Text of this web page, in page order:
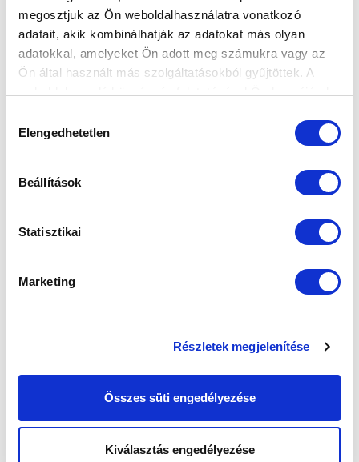
megosztjuk az Ön weboldalhasználatra vonatkozó
adatait, akik kombinálhatják az adatokat más olyan
adatokkal, amelyeket Ön adott meg számukra vagy az
Ön által használt más szolgáltatásokból gyűjtöttek. A
kiválasztása
Elengedhetetlen
Beállítások
Statisztikai
Marketing
Részletek megjelenítése
Összes süti engedélyezése
Kiválasztás engedélyezése
FELIRATKOZOM
SZPONZOROK